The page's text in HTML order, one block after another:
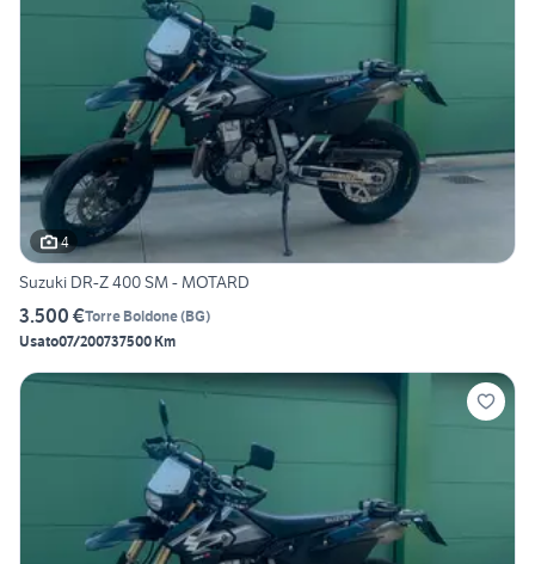
4
Suzuki DR-Z 400 SM - MOTARD
3.500 €Torre Boldone(BG)
Usato07/200737500 Km